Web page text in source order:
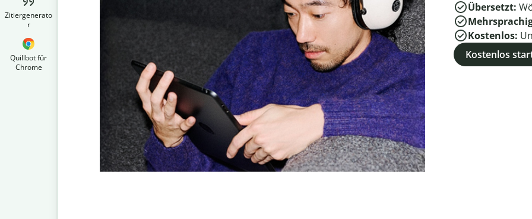
Zitiergenerato
r
Quillbot für
Chrome
Übersetzt:
Kostenlos:
Kostenlos